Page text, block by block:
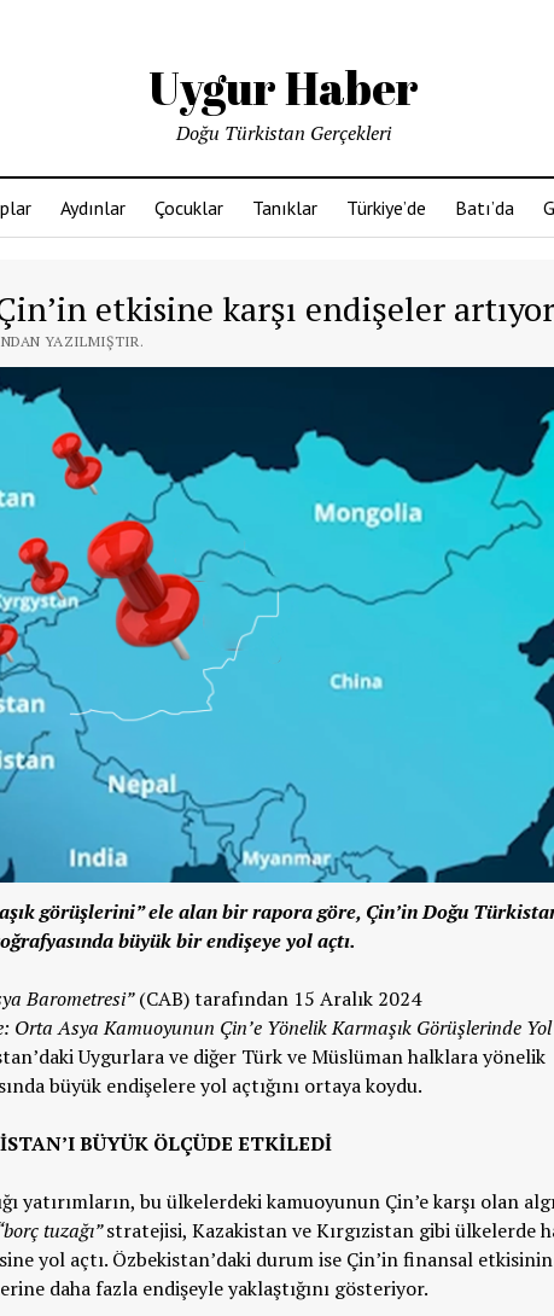
Uygur Haber
Doğu Türkistan Gerçekleri
Aydınlar Çocuklar Tanıklar Türkiye’de Batı’da
etkisine karşı endişeler artıyor
YAZILMIŞTIR.
görüşlerini” ele alan bir rapora göre, Çin’in Doğu
büyük bir endişeye yol açtı.
Barometresi”(CAB) tarafından 15 Aralık 2024
Orta Asya Kamuoyunun Çin’e Yönelik Karmaşık Görüşlerinde Yol
Uygurlara ve diğer Türk ve Müslüman halklara yönelik
büyük endişelere yol açtığını ortaya koydu.
BÜYÜK ÖLÇÜDE ETKİLEDİ
bu ülkelerdeki kamuoyunun Çin’e karşı olan
tuzağı”stratejisi, Kazakistan ve Kırgızistan gibi ülkelerde
yol açtı. Özbekistan’daki durum ise Çin’in finansal etkisinin
daha fazla endişeyle yaklaştığını gösteriyor.